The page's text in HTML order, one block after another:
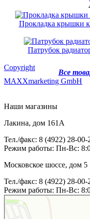
Прокладка крышки
Патрубок
Все
Copyright
MAXXmarketing GmbH
Наши магазины
Лакина, дом 161А
Тел./факс: 8 (4922) 28-00-
Режим работы: Пн-Вс:
Московское шоссе, дом 5
Тел./факс: 8 (4922) 28-00-
Режим работы: Пн-Вс: